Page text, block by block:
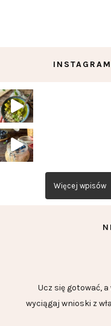
Więcej wpisów
Ucz się gotować,
wyciągaj wnioski z